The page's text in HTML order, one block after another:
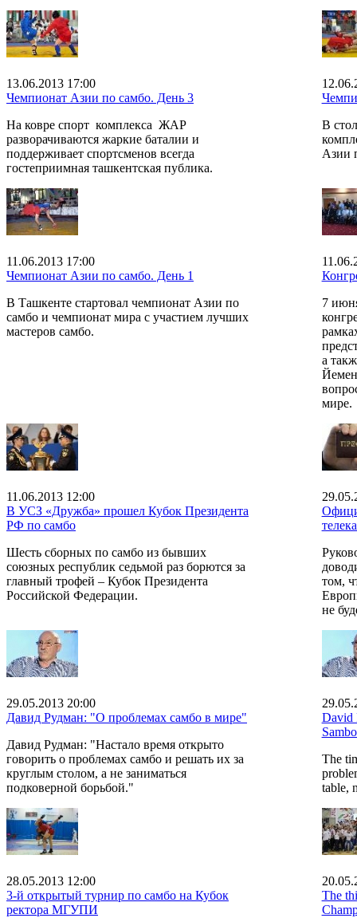
13.06.2013 17:00
Чемпионат Азии по самбо. День 3
На ковре спорт комплекса ЖАР
разворачиваются жаркие баталии и
поддерживает спортсменов всегда
гостеприимная ташкентская публика.
В
Азии
11.06.2013 17:00
Чемпионат Азии по самбо. День 1
В Ташкенте стартовал чемпионат Азии по
самбо и чемпионат мира с участием лучших
мастеров самбо.
7
а
мире.
11.06.2013 12:00
В УСЗ «Дружба» прошел Кубок Президента
РФ по самбо
Шесть сборных по самбо из бывших
союзных республик седьмой раз борются за
главный трофей – Кубок Президента
Российской Федерации.
том,
не
29.05.2013 20:00
Давид Рудман: "О проблемах самбо в мире"
Давид Рудман: "Настало время открыто
говорить о проблемах самбо и решать их за
круглым столом, а не заниматься
подковерной борьбой."
David
The
table,
28.05.2013 12:00
3-й открытый турнир по самбо на Кубок
ректора МГУПИ
The